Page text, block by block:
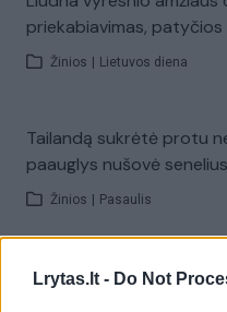
Lrytas.lt - Do Not
priekabiavimas, patyčios
Žinios Lietuvos diena
Tailandą sukrėtė protu
paauglys nušovė
Žinios Pasaulis
Aukštaitijos pučiamųjų